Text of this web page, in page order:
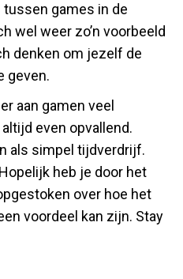
games in de
wel weer zo’n voorbeeld
denken om jezelf de
geven.
aan gamen veel
even opvallend.
als simpel tijdverdrijf.
heb je door het
over hoe het
voordeel kan zijn. Stay